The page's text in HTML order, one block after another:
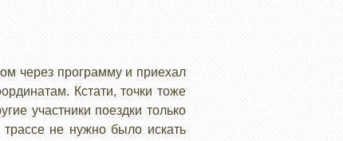
через программу и приехал
Кстати, точки тоже
участники поездки только
не нужно было искать